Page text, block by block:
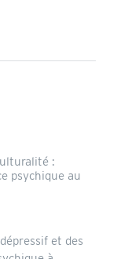
:
psychique au
et des